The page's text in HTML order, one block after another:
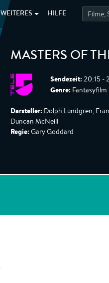
WEITERES HILFE
MASTERS OF
Sendezeit: 20:15 -
Genre: Fantasyfilm
Darsteller: Dolph Lundgren,
Duncan McNeill
Regie: Gary Goddard